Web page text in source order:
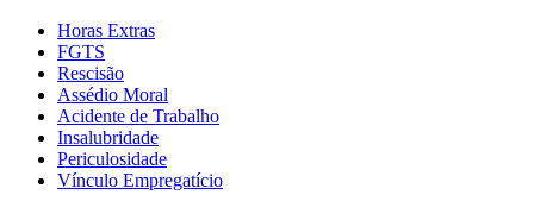
Horas Extras
FGTS
Rescisão
Assédio Moral
Acidente de Trabalho
Insalubridade
Periculosidade
Vínculo Empregatício